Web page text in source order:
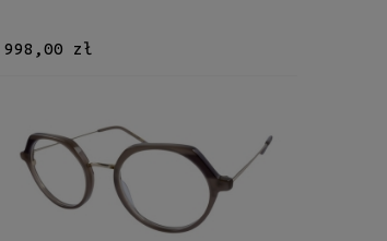
998,00 zł